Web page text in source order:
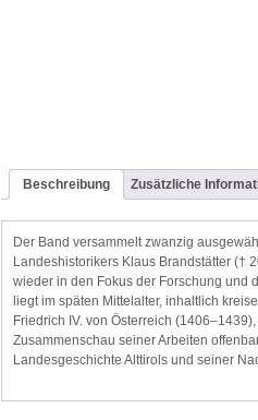
Beschreibung Zusätzliche
Der Band versammelt zwanzig
Landeshistorikers Klaus Brandstätter (†
wieder in den Fokus der Forschung und
liegt im späten Mittelalter, inhaltlich
Friedrich IV. von Österreich
Zusammenschau seiner Arbeiten
Landesgeschichte Alttirols und seiner